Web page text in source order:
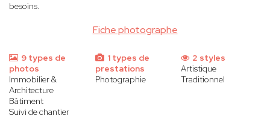
Fiche photographe
besoins.
9 types de
photos
Immobilier &
Architecture
Bâtiment
Suivi de chantier
1 types de
prestations
Photographie
2 styles
Artistique
Traditionnel